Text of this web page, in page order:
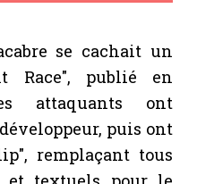
se cachait un
Race", publié en
attaquants ont
puis ont
remplaçant tous